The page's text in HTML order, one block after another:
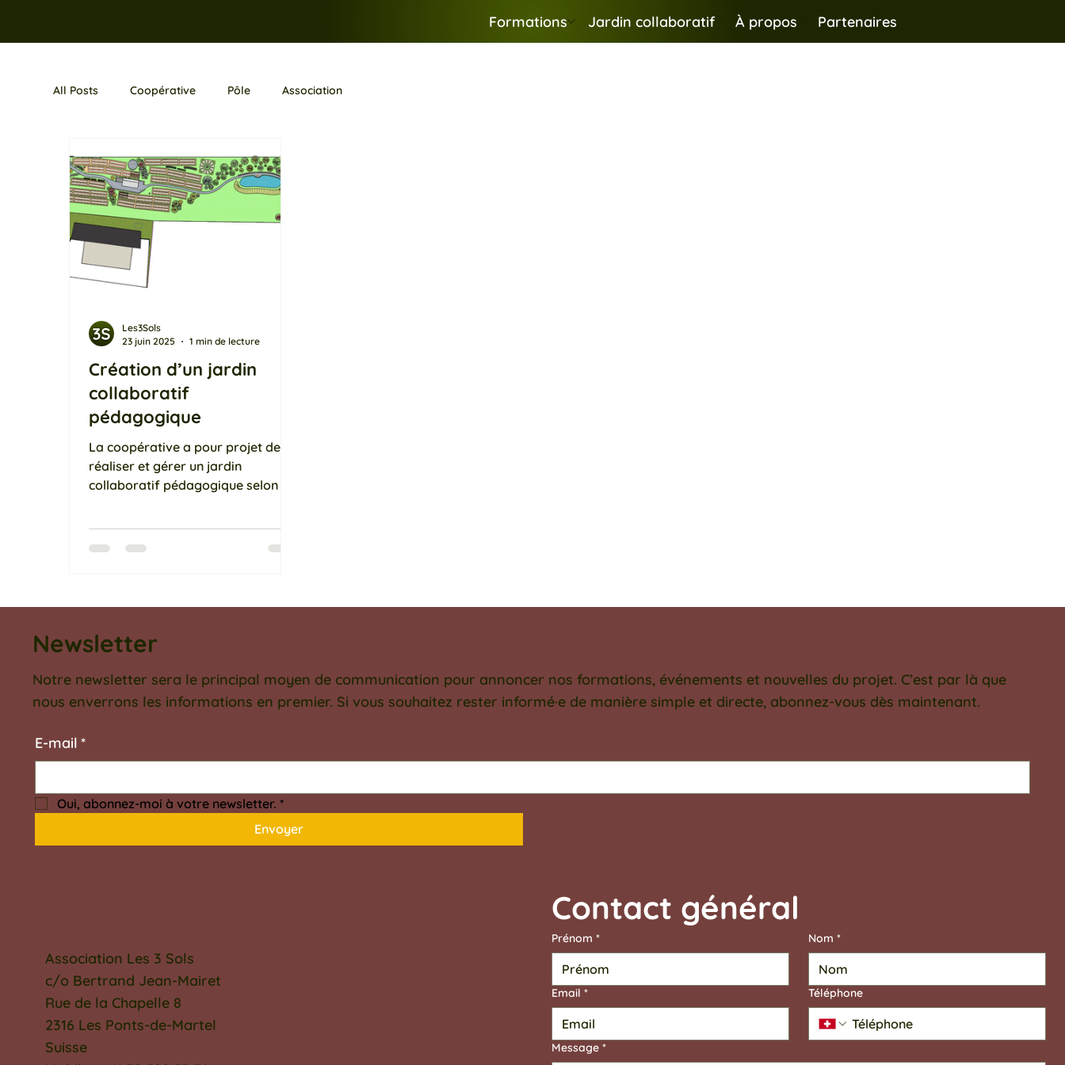
Formations Jardin collaboratif À propos Partenaires
All Posts Coopérative Pôle Association
Création d’un jardin
collaboratif
pédagogique
La coopérative a pour projet de
réaliser et gérer un jardin
collaboratif pédagogique selon les
6’000 m². Ce jardin collaboratif
2020, et qui cherche à se
développer dans l’optique de
réaliser ce projet.
Les3Sols
23 juin 2025
1 min de lecture
Newsletter
Notre newsletter sera le principal moyen de communication pour annoncer nos formations, événements et nouvelles du projet. C’est par là que
nous enverrons les informations en premier. Si vous souhaitez rester informé·e de manière simple et directe, abonnez-vous dès maintenant.
E‑mail *
Oui, abonnez-moi à votre newsletter. *
Envoyer
Association Les 3 Sols
c/o Bertrand Jean-Mairet
Rue de la Chapelle 8
2316 Les Ponts-de-Martel
Suisse
Prénom * Nom *
Email * Téléphone
Message *